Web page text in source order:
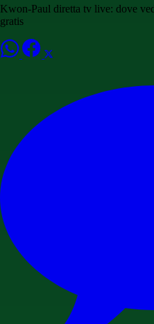
Kwon-Paul diretta tv live: dove
gratis